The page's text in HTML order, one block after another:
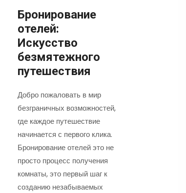
Бронирование
отелей:
Искусство
безмятежного
путешествия
Добро пожаловать в мир
безграничных возможностей,
где каждое путешествие
начинается с первого клика.
Бронирование отелей это не
просто процесс получения
комнаты, это первый шаг к
созданию незабываемых